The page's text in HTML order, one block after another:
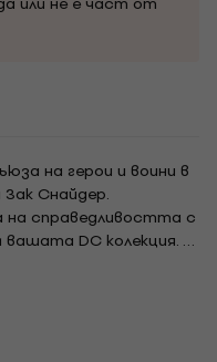
на герои и воини в
Снайдер.
на справедливостта с
DC колекция. –
справедливостта
– #1125.